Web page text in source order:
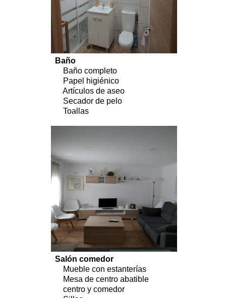
Baño
Baño completo
Papel higiénico
Artículos de aseo
Secador de pelo
Toallas
Salón comedor
Mueble con estanterías
Mesa de centro abatible
centro y comedor